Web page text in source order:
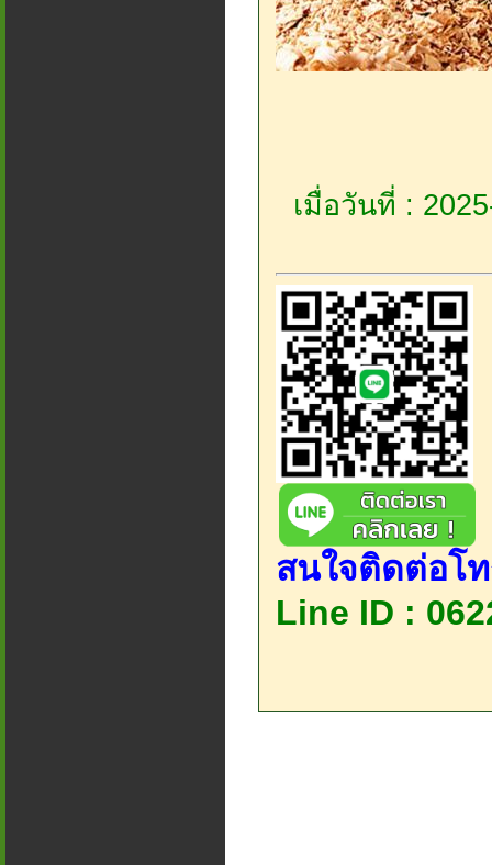
เมื่อวันที่ :
สนใจติดต่อโ
Line ID :